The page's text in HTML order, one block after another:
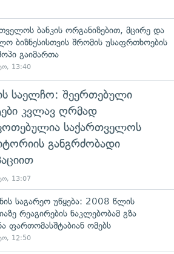
ბანკის ორგანიზებით, მცირე და
ბიზნესისთვის შრომის უსაფრთხოების
გაიმართა
13:40
საელჩო: შეერთებული
კვლავ ღრმად
საქართველოს
განგრძობადი
13:07
საგარეო უწყება: 2008 წლის
რეაგირების ნაკლებობამ გზა
ფართომასშტაბიან ომებს
12:50